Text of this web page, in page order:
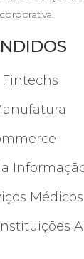
Médicos